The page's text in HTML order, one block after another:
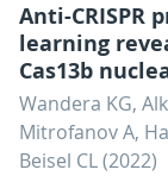
Anti-CRISPR
learning
Cas13b
Wandera KG,
Mitrofanov A,
Beisel CL (2022)